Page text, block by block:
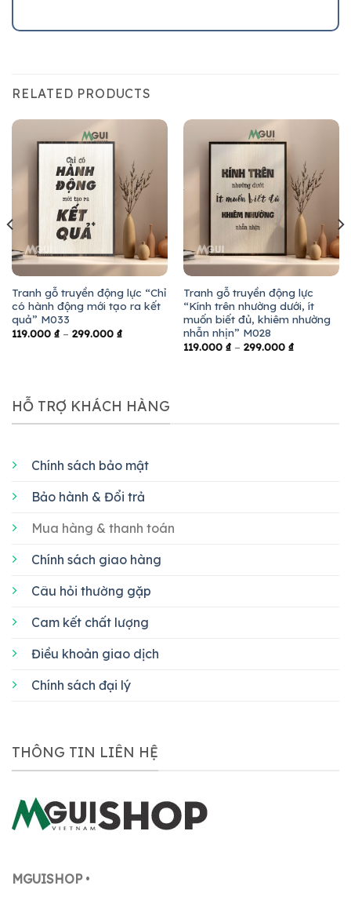
RELATED PRODUCTS
Tranh gỗ truyền động lực “Chỉ
có hành động mới tạo ra kết
quả” M033
119.000 ₫– 299.000 ₫
Tranh gỗ truyền động lực
“Kính trên nhường dưới, ít
muốn biết đủ, khiêm nhường
nhẫn nhịn” M028
119.000 ₫– 299.000 ₫
HỖ TRỢ KHÁCH HÀNG
Chính sách bảo mật
Bảo hành & Đổi trả
Mua hàng & thanh toán
Chính sách giao hàng
Câu hỏi thường gặp
Cam kết chất lượng
Điều khoản giao dịch
Chính sách đại lý
THÔNG TIN LIÊN HỆ
MGUISHOP•